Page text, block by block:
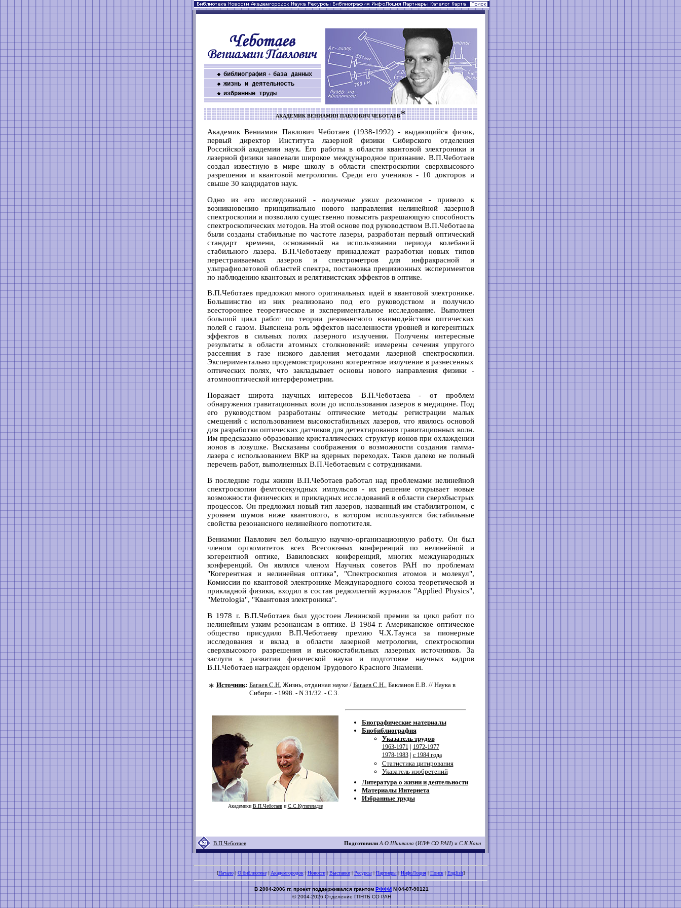
библиография + база данных
жизнь и деятельность
избранные труды
АКАДЕМИК ВЕНИАМИН ПАВЛОВИЧ ЧЕБОТАЕВ*
Академик Вениамин Павлович Чеботаев (1938-1992) - выдающийся физик,
первый директор Института лазерной физики Сибирского отделения
Российской академии наук. Его работы в области квантовой электроники и
лазерной физики завоевали широкое международное признание. В.П.Чеботаев
создал известную в мире школу в области спектроскопии сверхвысокого
разрешения и квантовой метрологии. Среди его учеников - 10 докторов и
свыше 30 кандидатов наук.
Одно из его исследований - получение узких резонансов- привело к
возникновению принципиально нового направления нелинейной лазерной
спектроскопии и позволило существенно повысить разрешающую способность
спектроскопических методов. На этой основе под руководством В.П.Чеботаева
были созданы стабильные по частоте лазеры, разработан первый оптический
стандарт времени, основанный на использовании периода колебаний
стабильного лазера. В.П.Чеботаеву принадлежат разработки новых типов
перестраиваемых лазеров и спектрометров для инфракрасной и
ультрафиолетовой областей спектра, постановка прецизионных экспериментов
по наблюдению квантовых и релятивистских эффектов в оптике.
В.П.Чеботаев предложил много оригинальных идей в квантовой электронике.
Большинство из них реализовано под его руководством и получило
всестороннее теоретическое и экспериментальное исследование. Выполнен
большой цикл работ по теории резонансного взаимодействия оптических
полей с газом. Выяснена роль эффектов населенности уровней и когерентных
эффектов в сильных полях лазерного излучения. Получены интересные
результаты в области атомных столкновений: измерены сечения упругого
рассеяния в газе низкого давления методами лазерной спектроскопии.
Экспериментально продемонстрировано когерентное излучение в разнесенных
оптических полях, что закладывает основы нового направления физики -
атомнооптической интерферометрии.
Поражает широта научных интересов В.П.Чеботаева - от проблем
обнаружения гравитационных волн до использования лазеров в медицине. Под
его руководством разработаны оптические методы регистрации малых
смещений с использованием высокостабильных лазеров, что явилось основой
для разработки оптических датчиков для детектирования гравитационных волн.
Им предсказано образование кристаллических структур ионов при охлаждении
ионов в ловушке. Высказаны соображения о возможности создания гамма-
лазера с использованием ВКР на ядерных переходах. Таков далеко не полный
перечень работ, выполненных В.П.Чеботаевым с сотрудниками.
В последние годы жизни В.П.Чеботаев работал над проблемами нелинейной
спектроскопии фемтосекундных импульсов - их решение открывает новые
возможности физических и прикладных исследований в области сверхбыстрых
процессов. Он предложил новый тип лазеров, названный им стабилитроном, с
уровнем шумов ниже квантового, в котором используются бистабильные
свойства резонансного нелинейного поглотителя.
Вениамин Павлович вел большую научно-организационную работу. Он был
членом оргкомитетов всех Всесоюзных конференций по нелинейной и
когерентной оптике, Вавиловских конференций, многих международных
конференций. Он являлся членом Научных советов РАН по проблемам
"Когерентная и нелинейная оптика", "Спектроскопия атомов и молекул",
Комиссии по квантовой электронике Международного союза теоретической и
прикладной физики, входил в состав редколлегий журналов "Applied Physics",
"Metrologia", "Квантовая электроника".
В 1978 г. В.П.Чеботаев был удостоен Ленинской премии за цикл работ по
нелинейным узким резонансам в оптике. В 1984 г. Американское оптическое
общество присудило В.П.Чеботаеву премию Ч.X.Таунса за пионерные
исследования и вклад в области лазерной метрологии, спектроскопии
сверхвысокого разрешения и высокостабильных лазерных источников. За
заслуги в развитии физической науки и подготовке научных кадров
В.П.Чеботаев награжден орденом Трудового Красного Знамени.
* Источник: Багаев С.Н. Жизнь, отданная науке / Багаев С.Н. , Бакланов Е.В. // Наука в
Сибири. - 1998. - N 31/32. - С.3.
Академики В.П.Чеботаеви С.С.Кутателадзе
Биографические материалы
Биобиблиография
Указатель трудов
1963-1971| 1972-1977
1978-1983| с 1984 года
Статистика цитирования
Указатель изобретений
Литература о жизни и деятельности
Материалы Интернета
Избранные труды
В.П.Чеботаев Подготовили А.О.Шишкина (ИЛФ СО РАН) и С.К.Канн
[Начало|О библиотеке|Академгородок|Новости|Выставки|Ресурсы|Партнеры|ИнфоЛоция|Поиск|English]
В 2004-2006 гг. проект поддерживался грантом РФФИ N 04-07-90121
© 2004-2026 Отделение ГПНТБ СО РАН